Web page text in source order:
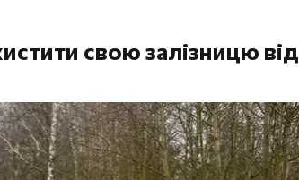
свою залізницю від